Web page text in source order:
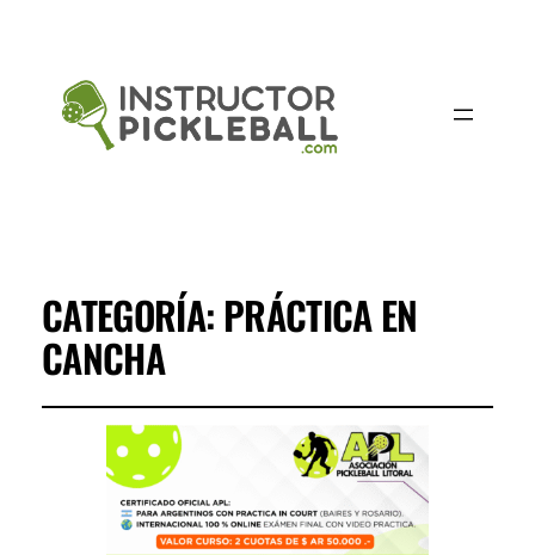
CATEGORÍA: PRÁCTICA EN
CANCHA